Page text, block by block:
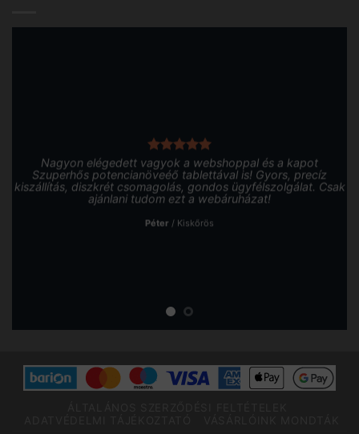
Nagyon elégedett vagyok a webshoppal és a kapot
Szuperhős potencianöveéő tablettával is! Gyors, precíz
kiszállítás, diszkrét csomagolás, gondos ügyfélszolgálat. Csak
ajánlani tudom ezt a webáruházat!
Péter / Kiskőrös